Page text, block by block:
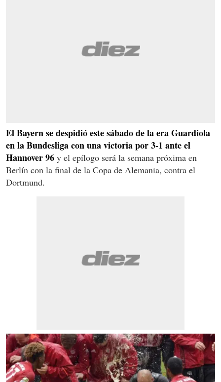
El Bayern se despidió este sábado de la era Guardiola
en la Bundesliga con una victoria por 3-1 ante el
Hannover 96 y el epílogo será la semana próxima en
Berlín con la final de la Copa de Alemania, contra el
Dortmund.